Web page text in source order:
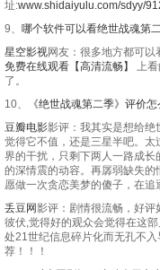
址:www.shidaiyulu.com/sdyy/
9、 哪个软件可以看绝世战魂第
星空影视网友：很多地方都可以
免费在线观看【高清流畅】
上看
了。
10、
《绝世战魂第二季》评价怎
豆瓣电影影评：我其实是想给绝
觉得它不值，还是三星半吧。
界的干扰，只剩下两人一路成
的深情震的动容。再孱弱缺失
愿做一次贪恋美梦的傻子，在追
丢豆网影评：剧情很流畅，好评
彼伏,觉得好的观众会觉得在这
处21世纪信息碎片化而无孔不
荐！！！